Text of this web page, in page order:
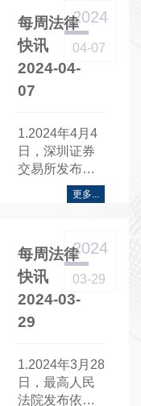
予免税清单的
通知》【财关
税〔2024〕7
号】.....
每周法律
快讯
2024-04-
07
2024
04-07
1.2024年4月4
日，深圳证券
交易所发布
《深圳证券交
易所信访工作
《深圳证券交
易所投资者服
务热线工作实
施办法》.....
更多...
每周法律
快讯
2024-03-
29
2024
03-29
1.2024年3月28
日，最高人民
法院发布依法